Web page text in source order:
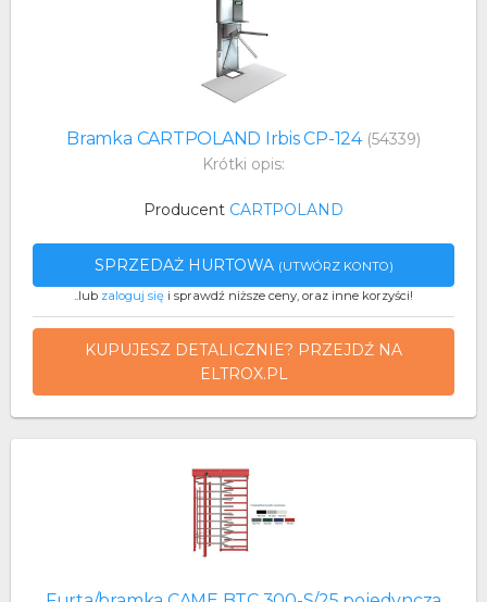
Bramka CARTPOLAND Irbis CP-124 (54339)
Krótki opis:
Producent CARTPOLAND
SPRZEDAŻ HURTOWA (UTWÓRZ KONTO)
..lub zaloguj się i sprawdź niższe ceny, oraz inne korzyści!
KUPUJESZ DETALICZNIE? PRZEJDŹ NA
ELTROX.PL